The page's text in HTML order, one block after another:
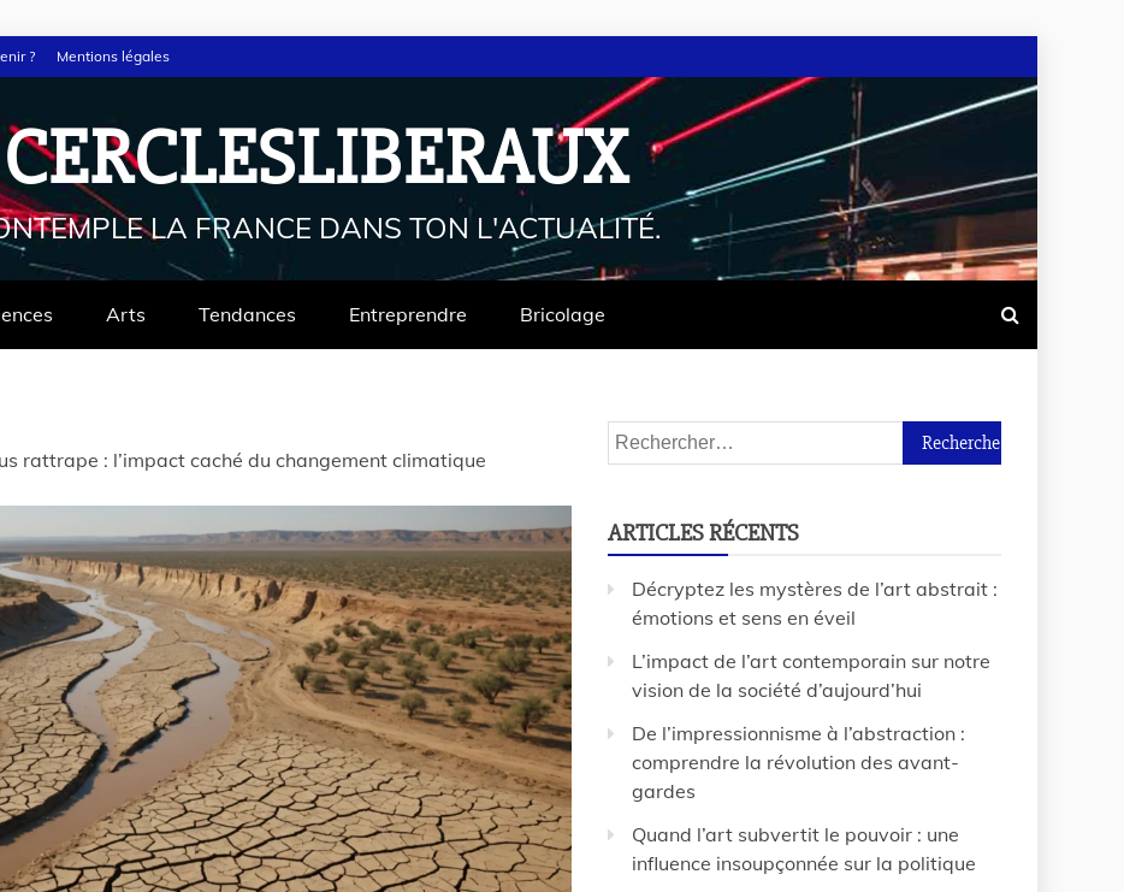
? Mentions légales
CERCLESLIBERAUX
LA FRANCE DANS TON L'ACTUALITÉ.
Arts Tendances Entreprendre Bricolage
rattrape : l’impact caché du changement climatique
ARTICLES RÉCENTS
Décryptez les mystères de l’art abstrait :
émotions et sens en éveil
L’impact de l’art contemporain sur notre
vision de la société d’aujourd’hui
De l’impressionnisme à l’abstraction :
comprendre la révolution des avant-
gardes
Quand l’art subvertit le pouvoir : une
influence insoupçonnée sur la politique